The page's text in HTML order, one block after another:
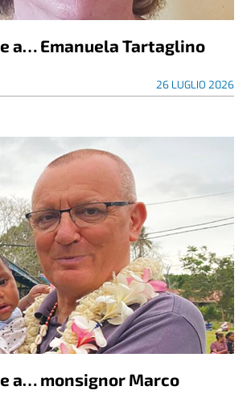
a… Emanuela Tartaglino
26 LUGLIO 2026
a… monsignor Marco